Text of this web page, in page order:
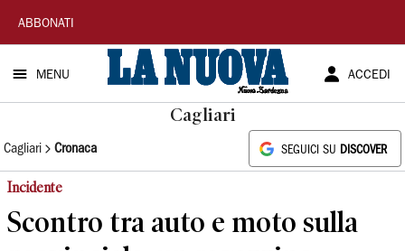
La
Nuova
Sardegna
ABBONATI
MENU ACCEDI
Cagliari
Cagliari Cronaca SEGUICI SU DISCOVER
Incidente
Scontro tra auto e moto sulla